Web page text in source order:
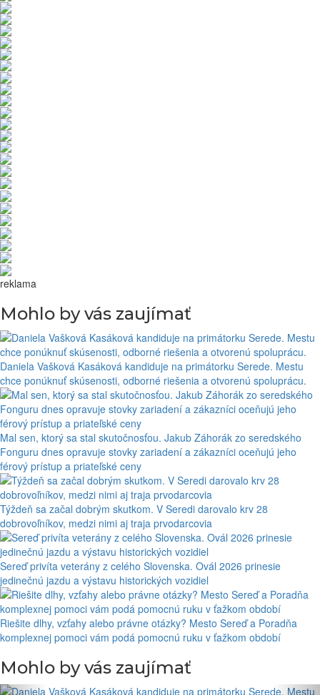
reklama
Mohlo by vás zaujímať
Daniela Vašková Kasáková kandiduje na primátorku Serede. Mestu
chce ponúknuť skúsenosti, odborné riešenia a otvorenú spoluprácu.
Mal sen, ktorý sa stal skutočnosťou. Jakub Záhorák zo seredského
Fonguru dnes opravuje stovky zariadení a zákazníci oceňujú jeho
férový prístup a priateľské ceny
Týždeň sa začal dobrým skutkom. V Seredi darovalo krv 28
dobrovoľníkov, medzi nimi aj traja prvodarcovia
Sereď privíta veterány z celého Slovenska. Ovál 2026 prinesie
jedinečnú jazdu a výstavu historických vozidiel
Riešite dlhy, vzťahy alebo právne otázky? Mesto Sereď a Poradňa
komplexnej pomoci vám podá pomocnú ruku v ťažkom období
Mohlo by vás zaujímať